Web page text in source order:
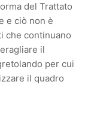
del Trattato
e ciò non è
che continuano
il
per cui
il quadro